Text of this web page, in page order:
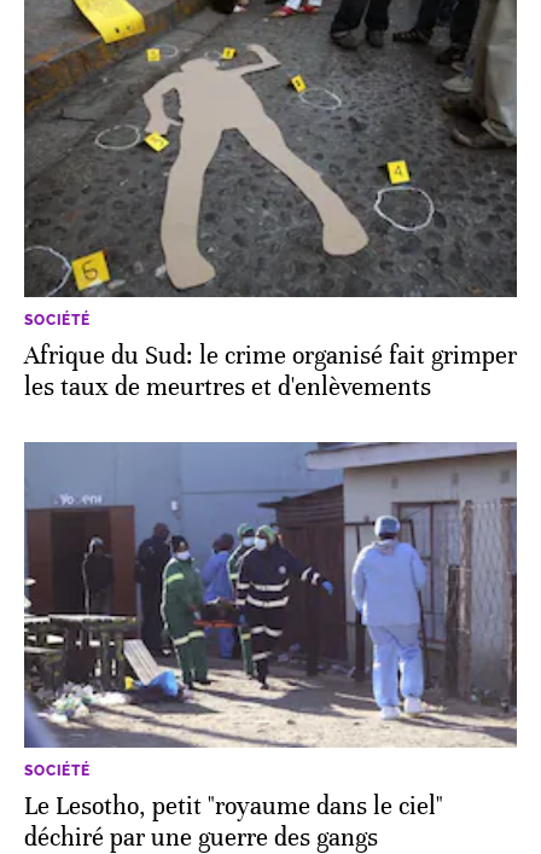
SOCIÉTÉ
Afrique du Sud: le crime organisé fait grimper
les taux de meurtres et d'enlèvements
SOCIÉTÉ
Le Lesotho, petit "royaume dans le ciel"
déchiré par une guerre des gangs